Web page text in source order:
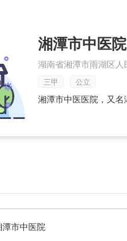
湘潭市中医院
湖南省湘潭市雨湖区人
三甲 公立
湘潭市中医医院，又名
形科、老年
潭市中医院